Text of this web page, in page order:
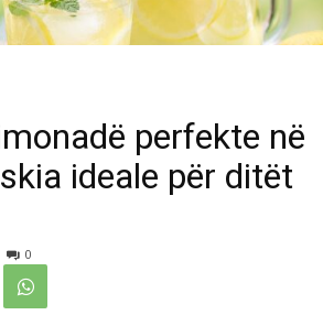
perfekte në
ideale për ditët
0